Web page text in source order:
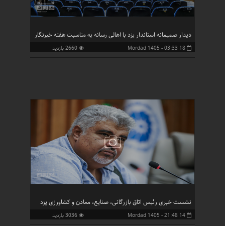
دیدار صمیمانه استاندار یزد با اهالی رسانه به مناسبت هفته خبرنگار
18 Mordad 1405 - 03:33 2660 بازدید
نشست خبری رئیس اتاق بازرگانی، صنایع، معادن و کشاورزی یزد
14 Mordad 1405 - 21:48 3036 بازدید